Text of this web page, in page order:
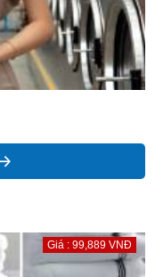
Giá : 99,889 VNĐ